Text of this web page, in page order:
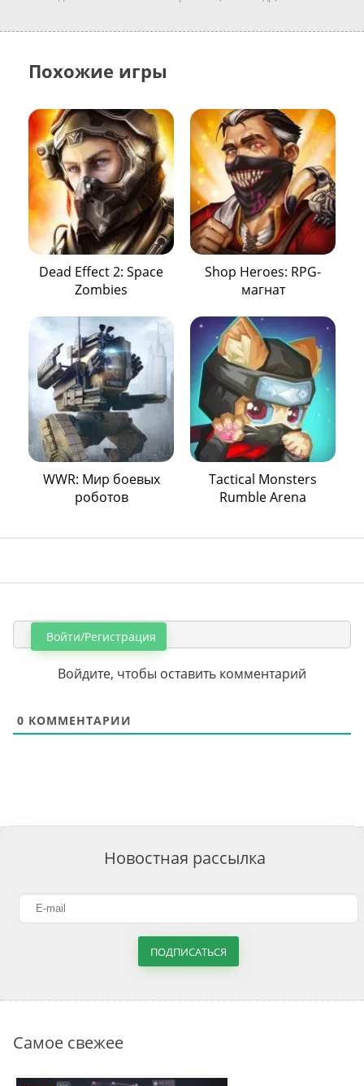
Похожие игры
Dead Effect 2: Space
Zombies
Shop Heroes: RPG-
магнат
WWR: Мир боевых
роботов
Tactical Monsters
Rumble Arena
Войти/Регистрация
Войдите, чтобы оставить комментарий
0 КОММЕНТАРИИ
Новостная рассылка
ПОДПИСАТЬСЯ
Самое свежее